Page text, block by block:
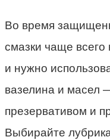
Во время
смазки чаще всего
и нужно
вазелина и масел
презервативом и
Выбирайте